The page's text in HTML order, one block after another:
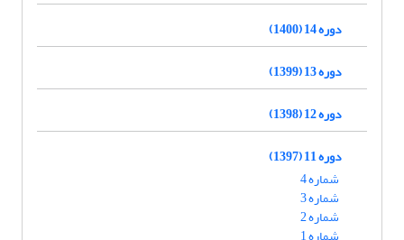
دوره 14 (1400)
دوره 13 (1399)
دوره 12 (1398)
دوره 11 (1397)
شماره 4
شماره 3
شماره 2